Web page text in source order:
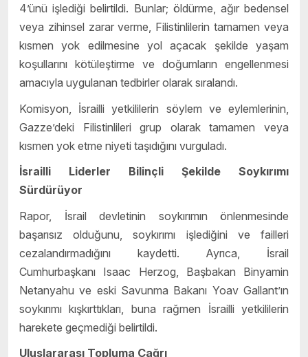
4’ünü işlediği belirtildi. Bunlar; öldürme, ağır bedensel
veya zihinsel zarar verme, Filistinlilerin tamamen veya
kısmen yok edilmesine yol açacak şekilde yaşam
koşullarını kötüleştirme ve doğumların engellenmesi
amacıyla uygulanan tedbirler olarak sıralandı.
Komisyon, İsrailli yetkililerin söylem ve eylemlerinin,
Gazze’deki Filistinlileri grup olarak tamamen veya
kısmen yok etme niyeti taşıdığını vurguladı.
İsrailli Liderler Bilinçli Şekilde Soykırımı
Sürdürüyor
Rapor, İsrail devletinin soykırımın önlenmesinde
başarısız olduğunu, soykırımı işlediğini ve failleri
cezalandırmadığını kaydetti. Ayrıca, İsrail
Cumhurbaşkanı Isaac Herzog, Başbakan Binyamin
Netanyahu ve eski Savunma Bakanı Yoav Gallant’ın
soykırımı kışkırttıkları, buna rağmen İsrailli yetkililerin
harekete geçmediği belirtildi.
Uluslararası Topluma Çağrı